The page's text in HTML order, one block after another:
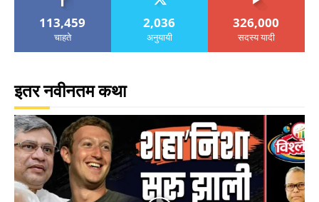
113,459
चाहते
2,036
अनुयायी
326,000
सदस्य यादी
इतर नवीनतम कथा